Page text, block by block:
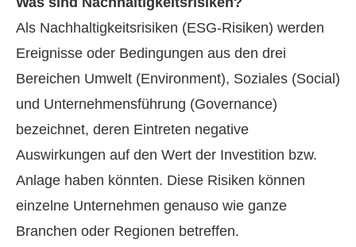
Als Nachhaltigkeitsrisiken (ESG-Risiken) werden
Ereignisse oder Bedingungen aus den drei
Bereichen Umwelt (Environment), Soziales (Social)
und Unternehmensführung (Governance)
bezeichnet, deren Eintreten negative
Auswirkungen auf den Wert der Investition bzw.
Anlage haben könnten. Diese Risiken können
einzelne Unternehmen genauso wie ganze
Branchen oder Regionen betreffen.